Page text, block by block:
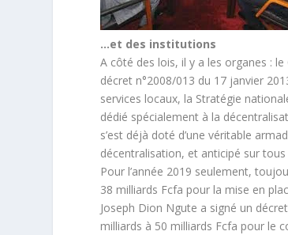
…et des institutions
A côté des lois, il y a les organes :
décret n°2008/013 du 17 janvier
services locaux, la Stratégie
dédié spécialement à la
s’est déjà doté d’une véritable
décentralisation, et anticipé sur
Pour l’année 2019 seulement,
38 milliards Fcfa pour la mise en
Joseph Dion Ngute a signé un
milliards à 50 milliards Fcfa pour le